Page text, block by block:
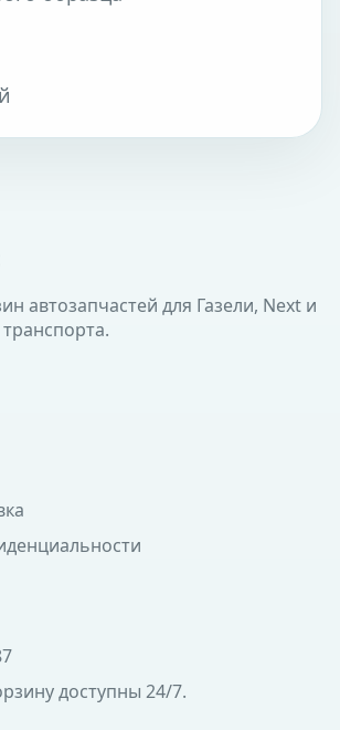
автозапчастей для Газели, Next и
доступны 24/7.